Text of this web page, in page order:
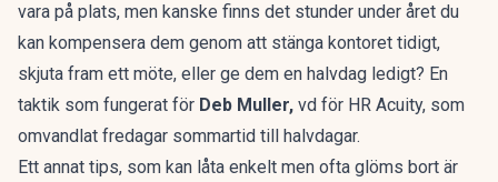
vara på plats, men kanske finns det stunder under året du
kan kompensera dem genom att stänga kontoret tidigt,
skjuta fram ett möte, eller ge dem en halvdag ledigt? En
taktik som fungerat för Deb Muller, vd för HR Acuity, som
omvandlat fredagar sommartid till halvdagar.
Ett annat tips, som kan låta enkelt men ofta glöms bort är